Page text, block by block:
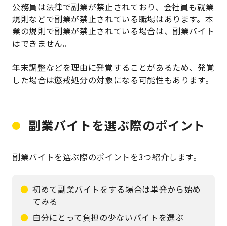
公務員は法律で副業が禁止されており、会社員も就業
規則などで副業が禁止されている職場はあります。本
業の規則で副業が禁止されている場合は、副業バイト
はできません。
年末調整などを理由に発覚することがあるため、発覚
した場合は懲戒処分の対象になる可能性もあります。
副業バイトを選ぶ際のポイント
副業バイトを選ぶ際のポイントを3つ紹介します。
初めて副業バイトをする場合は単発から始め
てみる
自分にとって負担の少ないバイトを選ぶ